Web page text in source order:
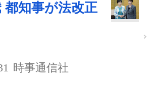
都知事が法改正
時事通信社